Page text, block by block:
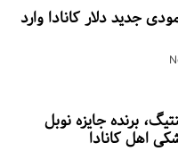
جدید دلار کانادا وارد
برنده جایزه نوبل
اهل کانادا